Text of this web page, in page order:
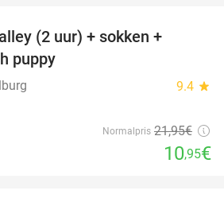
(2 uur) + sokken +
puppy
9.4 star
Normalpris 21,95€
10,95€